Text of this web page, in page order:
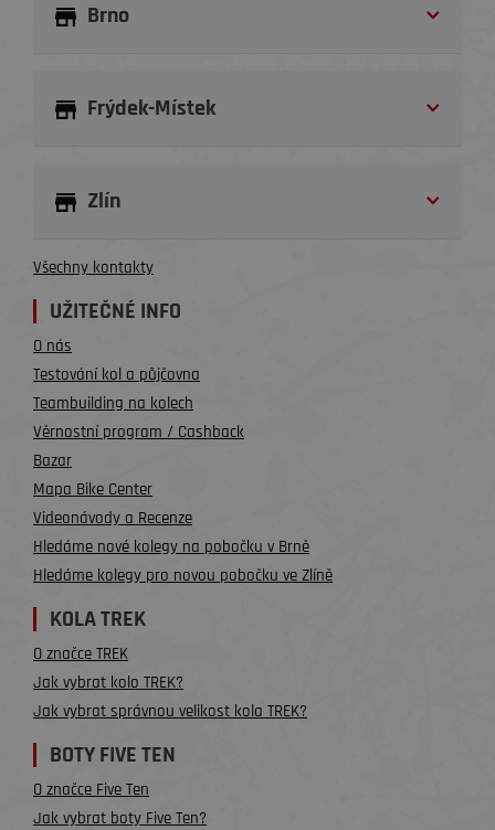
Brno
Frýdek-Místek
Zlín
Všechny kontakty
UŽITEČNÉ INFO
O nás
Testování kol a půjčovna
Teambuilding na kolech
Věrnostní program / Cashback
Bazar
Mapa Bike Center
Videonávody a Recenze
Hledáme nové kolegy na pobočku v Brně
Hledáme kolegy pro novou pobočku ve Zlíně
KOLA TREK
O značce TREK
Jak vybrat kolo TREK?
Jak vybrat správnou velikost kola TREK?
BOTY FIVE TEN
O značce Five Ten
Jak vybrat boty Five Ten?